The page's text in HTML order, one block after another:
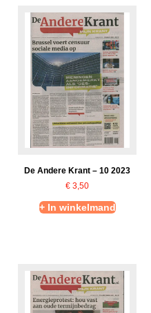
De Andere Krant – 10 2023
€ 3,50
+ In winkelmand